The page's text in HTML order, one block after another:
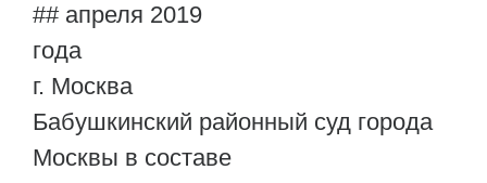
## апреля 2019
г. Москва
Бабушкинский районный суд города
Москвы в составе